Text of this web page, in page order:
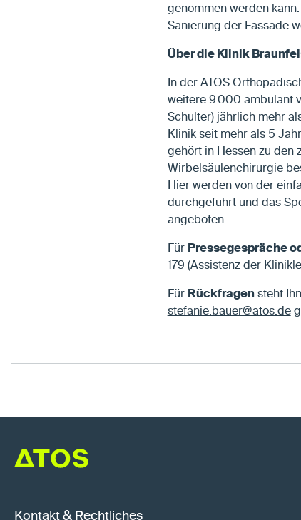
genommen werden
Sanierung der Fassade
Über die Klinik
In der ATOS
weitere 9.000 ambulant
Schulter) jährlich mehr
Klinik seit mehr als 5
gehört in Hessen zu den
Wirbelsäulenchirurgie
Hier werden von der
durchgeführt und das
angeboten.
Für Pressegespräche
179 (Assistenz der
Für Rückfragensteht
stefanie.bauer@atos.de
Kontakt & Rechtliches